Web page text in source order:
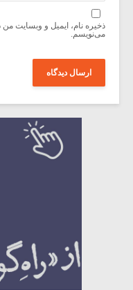
ذخیره نام، ایمیل و وبسایت
می‌نویسم.